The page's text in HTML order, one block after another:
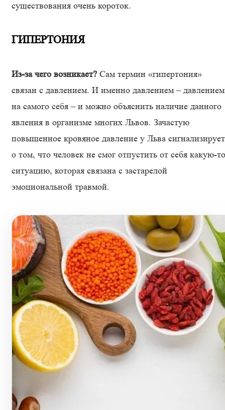
существования очень короток.
ГИПЕРТОНИЯ
Из-за чего возникает? Сам термин «гипертония»
связан с давлением. И именно давлением – давлением
на самого себя – и можно объяснить наличие данного
явления в организме многих Львов. Зачастую
повышенное кровяное давление у Льва сигнализирует
о том, что человек не смог отпустить от себя какую-то
ситуацию, которая связана с застарелой
эмоциональной травмой.